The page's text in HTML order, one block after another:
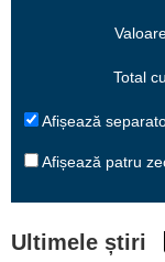
Total
Afișează
Afișează patru
Ultimele știri